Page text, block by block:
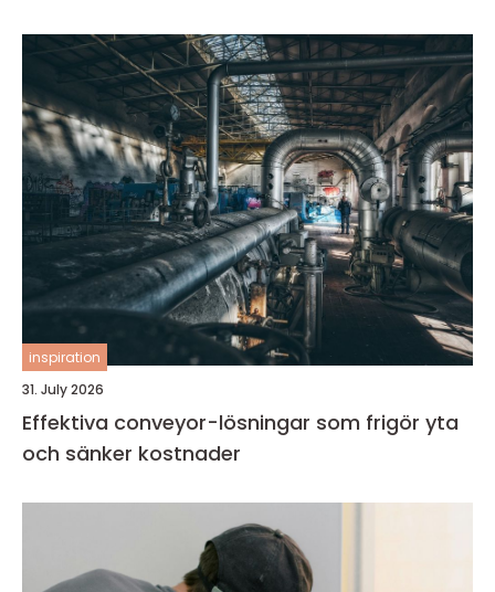
inspiration
31. July 2026
Effektiva conveyor-lösningar som frigör yta
och sänker kostnader